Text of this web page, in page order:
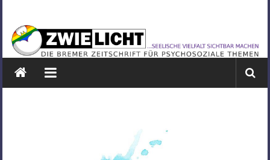
springen
ZWIELICHT
BREMEN
DIE